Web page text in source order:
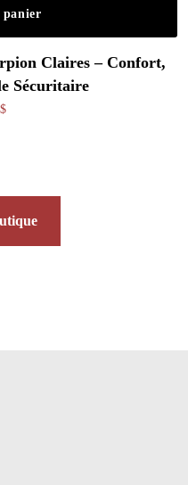
Claires – Confort,
Sécuritaire
$